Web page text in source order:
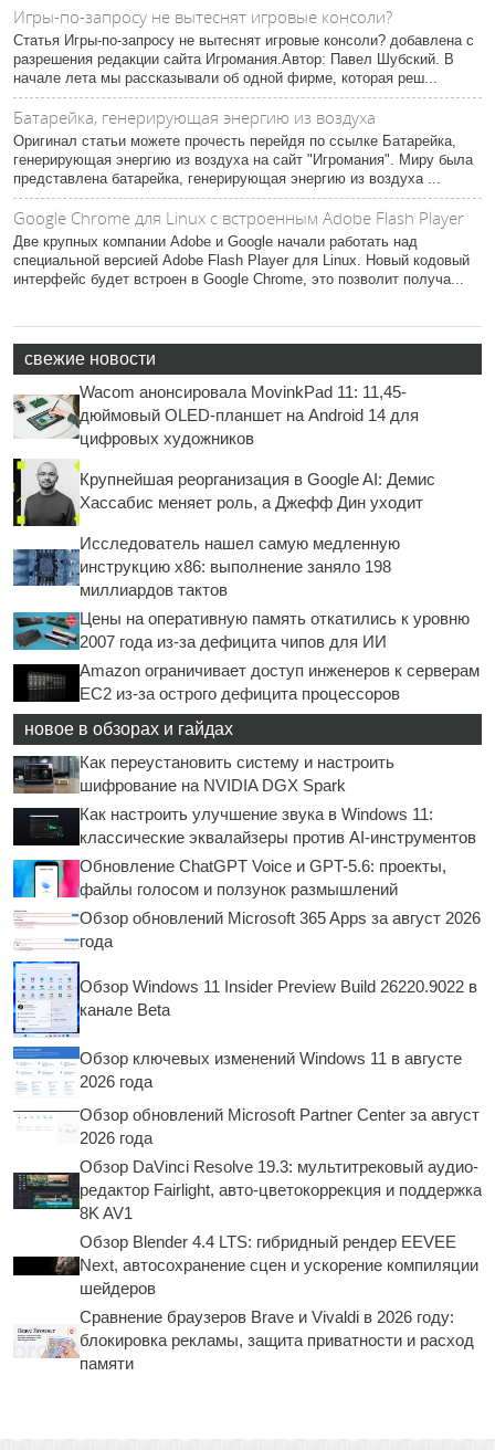
Игры-по-запросу не вытеснят игровые консоли?
Статья Игры-по-запросу не вытеснят игровые консоли? добавлена с
разрешения редакции сайта Игромания.Автор: Павел Шубский. В
начале лета мы рассказывали об одной фирме, которая реш...
Батарейка, генерирующая энергию из воздуха
Оригинал статьи можете прочесть перейдя по ссылке Батарейка,
генерирующая энергию из воздуха на сайт "Игромания". Миру была
представлена батарейка, генерирующая энергию из воздуха ...
Google Chrome для Linux с встроенным Adobe Flash Player
Две крупных компании Adobe и Google начали работать над
специальной версией Adobe Flash Player для Linux. Новый кодовый
интерфейс будет встроен в Google Chrome, это позволит получа...
свежие новости
Wacom анонсировала MovinkPad 11: 11,45-
дюймовый OLED-планшет на Android 14 для
цифровых художников
Крупнейшая реорганизация в Google AI: Демис
Хассабис меняет роль, а Джефф Дин уходит
Исследователь нашел самую медленную
инструкцию x86: выполнение заняло 198
миллиардов тактов
Цены на оперативную память откатились к уровню
2007 года из-за дефицита чипов для ИИ
Amazon ограничивает доступ инженеров к серверам
EC2 из-за острого дефицита процессоров
новое в обзорах и гайдах
Как переустановить систему и настроить
шифрование на NVIDIA DGX Spark
Как настроить улучшение звука в Windows 11:
классические эквалайзеры против AI-инструментов
Обновление ChatGPT Voice и GPT-5.6: проекты,
файлы голосом и ползунок размышлений
Обзор обновлений Microsoft 365 Apps за август 2026
года
Обзор Windows 11 Insider Preview Build 26220.9022 в
канале Beta
Обзор ключевых изменений Windows 11 в августе
2026 года
Обзор обновлений Microsoft Partner Center за август
2026 года
Обзор DaVinci Resolve 19.3: мультитрековый аудио-
редактор Fairlight, авто-цветокоррекция и поддержка
8K AV1
Обзор Blender 4.4 LTS: гибридный рендер EEVEE
Next, автосохранение сцен и ускорение компиляции
шейдеров
Сравнение браузеров Brave и Vivaldi в 2026 году:
блокировка рекламы, защита приватности и расход
памяти